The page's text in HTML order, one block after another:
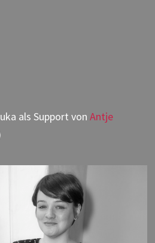
als Support von Antje